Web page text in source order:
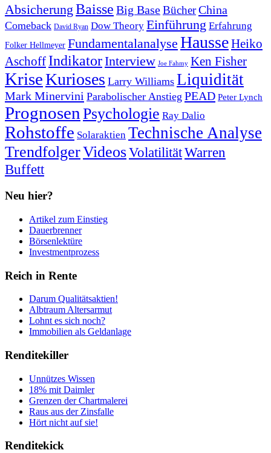
Absicherung Baisse Big BaseBücherChina
Comeback David Ryan Dow Theory Einführung Erfahrung
Folker Hellmeyer Fundamentalanalyse HausseHeiko
Aschoff IndikatorInterview Joe Fahmy Ken Fisher
KriseKurioses Larry Williams Liquidität
Mark Minervini Parabolischer Anstieg PEAD Peter Lynch
Prognosen Psychologie Ray Dalio
Rohstoffe Solaraktien Technische Analyse
TrendfolgerVideosVolatilitätWarren
Buffett
Neu hier?
Artikel zum Einstieg
Dauerbrenner
Börsenlektüre
Investmentprozess
Reich in Rente
Darum Qualitätsaktien!
Albtraum Altersarmut
Lohnt es sich noch?
Immobilien als Geldanlage
Renditekiller
Unnützes Wissen
18% mit Daimler
Grenzen der Chartmalerei
Raus aus der Zinsfalle
Hört nicht auf sie!
Renditekick